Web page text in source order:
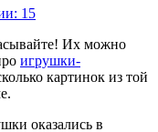
15
Их можно
игрушки-
картинок из той
оказались в